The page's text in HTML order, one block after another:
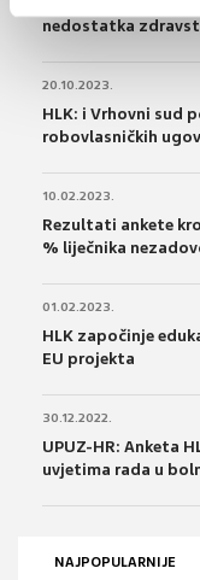
nedostatka
20.10.2023.
HLK: i Vrhovni
robovlasničkih
10.02.2023.
Rezultati ankete
% liječnika
01.02.2023.
HLK započinje
EU projekta
30.12.2022.
UPUZ-HR: Anketa
uvjetima rada u
NAJPOPULARNIJE